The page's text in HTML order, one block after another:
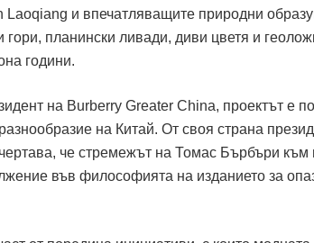
Laoqiang и впечатляващите природни
гори, планински ливади, диви цветя и
години.
на Burberry Greater China, проектът е
на Китай. От своя страна
че стремежът на Томас Бърбъри към
във философията на изданието за